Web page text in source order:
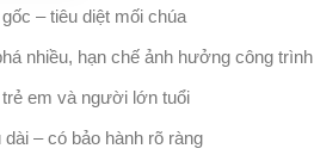
– tiêu diệt mối chúa
nhiều, hạn chế ảnh hưởng công trình
em và người lớn tuổi
dài – có bảo hành rõ ràng